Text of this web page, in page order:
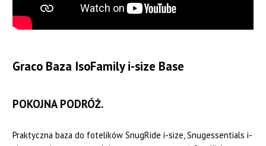
Graco Baza IsoFamily i-size Base
POKOJNA PODRÓŻ.
Praktyczna baza do fotelików SnugRide i-size, Snugessentials i-